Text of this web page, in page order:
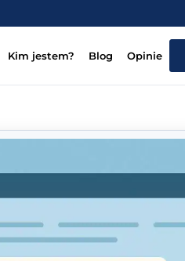
Kim jestem? Blog Opinie